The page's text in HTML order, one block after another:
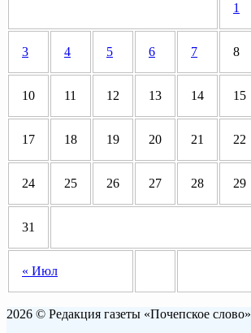
« Июл
1
3 4 5 6 7 8
10 11 12 13 14 15
17 18 19 20 21 22
24 25 26 27 28 29
31
2026 © Редакция газеты «Почепское слово»